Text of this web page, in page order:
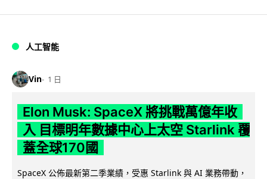
人工智能
Vin 1 日
Elon Musk: SpaceX 將挑戰萬億年收
入 目標明年數據中心上太空 Starlink 覆
蓋全球170國
SpaceX 公佈最新第二季業績，受惠 Starlink 與 AI 業務帶動，